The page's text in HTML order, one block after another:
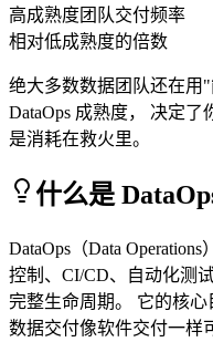
高成熟度团队交付频率
相对低成熟度的倍数
绝大多数数据团队还在用
DataOps 成熟度， 决定
是消耗在救火里。
什么是
DataOps（Data Operations
控制、CI/CD、自动化测
完整生命周期。 它的核
数据交付像软件交付一样